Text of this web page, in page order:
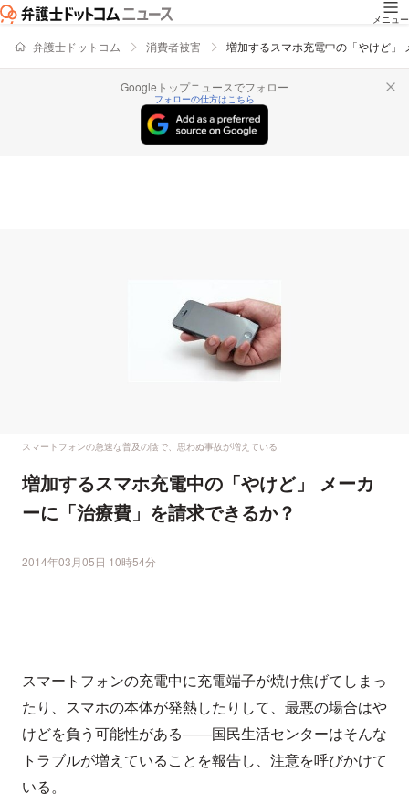
メニュー
弁護士ドットコム 消費者被害 増加するスマホ充電中の「やけど」
Googleトップニュースでフォロー
フォローの仕方はこちら
スマートフォンの急速な普及の陰で、思わぬ事故が増えている
増加するスマホ充電中の「やけど」 メーカ
ーに「治療費」を請求できるか？
2014年03月05日 10時54分
スマートフォンの充電中に充電端子が焼け焦げてしまっ
たり、スマホの本体が発熱したりして、最悪の場合はや
けどを負う可能性がある――国民生活センターはそんな
トラブルが増えていることを報告し、注意を呼びかけて
いる。